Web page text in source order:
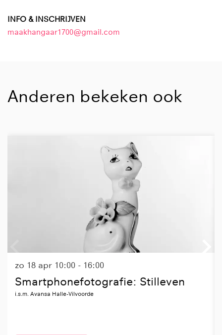
INFO & INSCHRIJVEN
maakhangaar1700@gmail.com
Anderen bekeken ook
Smartphonefotografie: Stilleven
i.s.m. Avansa Halle-Vilvoorde
zo 18 apr 10:00 - 16:00